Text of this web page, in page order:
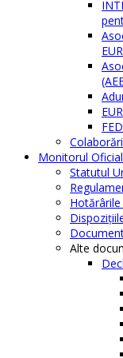
Monitorul
Statutul
Alte